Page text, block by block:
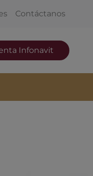
Contáctanos
Infonavit